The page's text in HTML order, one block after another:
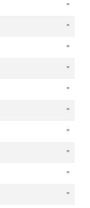
''
''
''
''
''
''
''
''
''
''
''
+ 00:32
+ 00:37
+ 00:39
+ 00:40
+ 00:41
+ 00:42
+ 00:44
''
+ 00:45